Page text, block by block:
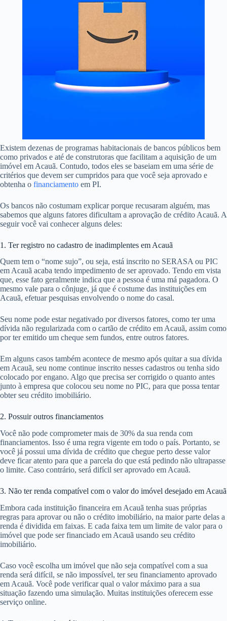
Existem dezenas de programas habitacionais de bancos públicos bem
como privados e até de construtoras que facilitam a aquisição de um
imóvel em Acauã. Contudo, todos eles se baseiam em uma série de
critérios que devem ser cumpridos para que você seja aprovado e
obtenha o financiamento em PI.
Os bancos não costumam explicar porque recusaram alguém, mas
sabemos que alguns fatores dificultam a aprovação de crédito Acauã. A
seguir você vai conhecer alguns deles:
1. Ter registro no cadastro de inadimplentes em Acauã
Quem tem o “nome sujo”, ou seja, está inscrito no SERASA ou PIC
em Acauã acaba tendo impedimento de ser aprovado. Tendo em vista
que, esse fato geralmente indica que a pessoa é uma má pagadora. O
mesmo vale para o cônjuge, já que é costume das instituições em
Acauã, efetuar pesquisas envolvendo o nome do casal.
Seu nome pode estar negativado por diversos fatores, como ter uma
dívida não regularizada com o cartão de crédito em Acauã, assim como
por ter emitido um cheque sem fundos, entre outros fatores.
Em alguns casos também acontece de mesmo após quitar a sua dívida
em Acauã, seu nome continue inscrito nesses cadastros ou tenha sido
colocado por engano. Algo que precisa ser corrigido o quanto antes
junto à empresa que colocou seu nome no PIC, para que possa tentar
obter seu crédito imobiliário.
2. Possuir outros financiamentos
Você não pode comprometer mais de 30% da sua renda com
financiamentos. Isso é uma regra vigente em todo o país. Portanto, se
você já possui uma dívida de crédito que chegue perto desse valor
deve ficar atento para que a parcela do que está pedindo não ultrapasse
o limite. Caso contrário, será difícil ser aprovado em Acauã.
3. Não ter renda compatível com o valor do imóvel desejado em Acauã
Embora cada instituição financeira em Acauã tenha suas próprias
regras para aprovar ou não o crédito imobiliário, na maior parte delas a
renda é dividida em faixas. E cada faixa tem um limite de valor para o
imóvel que pode ser financiado em Acauã usando seu crédito
imobiliário.
Caso você escolha um imóvel que não seja compatível com a sua
renda será difícil, se não impossível, ter seu financiamento aprovado
em Acauã. Você pode verificar qual o valor máximo para a sua
situação fazendo uma simulação. Muitas instituições oferecem esse
serviço online.